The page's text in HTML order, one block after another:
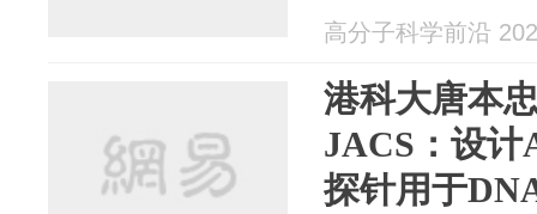
态光学诊疗
高分子科学前沿
港科大唐本
JACS：设
探针用于